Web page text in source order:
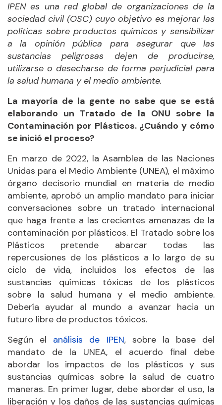
IPEN es una red global de organizaciones de la
sociedad civil (OSC) cuyo objetivo es mejorar las
políticas sobre productos químicos y sensibilizar
a la opinión pública para asegurar que las
sustancias peligrosas dejen de producirse,
utilizarse o desecharse de forma perjudicial para
la salud humana y el medio ambiente.
La mayoría de la gente no sabe que se está
elaborando un Tratado de la ONU sobre la
Contaminación por Plásticos. ¿Cuándo y cómo
se inició el proceso?
En marzo de 2022, la Asamblea de las Naciones
Unidas para el Medio Ambiente (UNEA), el máximo
órgano decisorio mundial en materia de medio
ambiente, aprobó un amplio mandato para iniciar
conversaciones sobre un tratado internacional
que haga frente a las crecientes amenazas de la
contaminación por plásticos. El Tratado sobre los
Plásticos pretende abarcar todas las
repercusiones de los plásticos a lo largo de su
ciclo de vida, incluidos los efectos de las
sustancias químicas tóxicas de los plásticos
sobre la salud humana y el medio ambiente.
Debería ayudar al mundo a avanzar hacia un
futuro libre de productos tóxicos.
Según el análisis de IPEN, sobre la base del
mandato de la UNEA, el acuerdo final debe
abordar los impactos de los plásticos y sus
sustancias químicas sobre la salud de cuatro
maneras. En primer lugar, debe abordar el uso, la
liberación y los daños de las sustancias químicas